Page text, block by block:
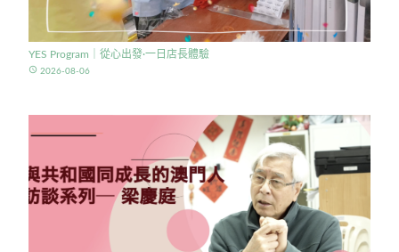
YES Program｜從心出發·一日店長體驗
access_time 2026-08-06